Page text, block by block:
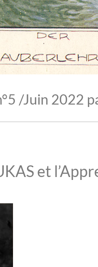
/Juin 2022
et